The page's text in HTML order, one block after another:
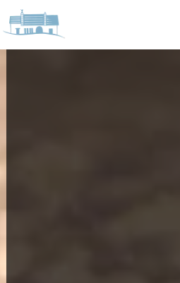
Panneau de gestion des cookies